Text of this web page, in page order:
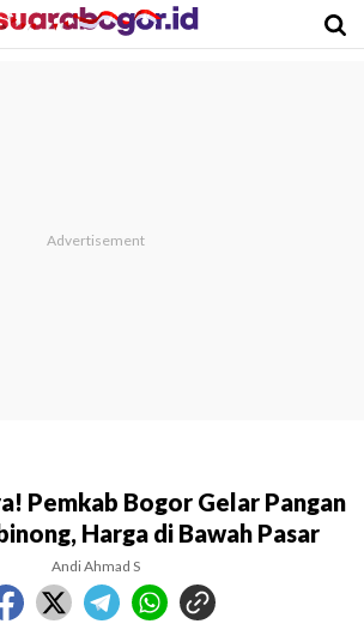
Pemkab Bogor Gelar Pangan
Harga di Bawah Pasar
Andi Ahmad S